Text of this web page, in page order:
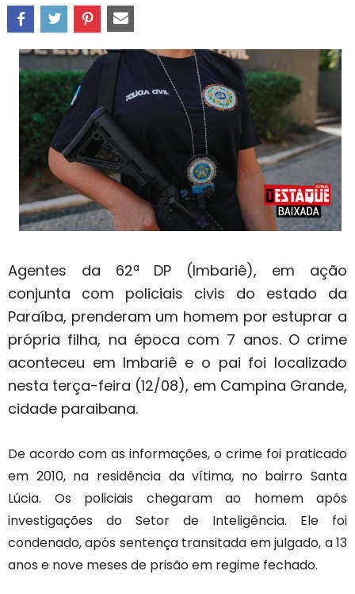
Agentes da 62ª DP (Imbariê), em ação
conjunta com policiais civis do estado da
Paraíba, prenderam um homem por estuprar a
própria filha, na época com 7 anos. O crime
aconteceu em Imbariê e o pai foi localizado
nesta terça-feira (12/08), em Campina Grande,
cidade paraibana.
De acordo com as informações, o crime foi praticado
em 2010, na residência da vítima, no bairro Santa
Lúcia. Os policiais chegaram ao homem após
investigações do Setor de Inteligência. Ele foi
condenado, após sentença transitada em julgado, a 13
anos e nove meses de prisão em regime fechado.